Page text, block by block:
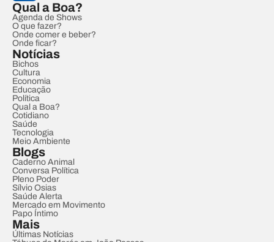
Qual a Boa?
Agenda de Shows
O que fazer?
Onde comer e beber?
Onde ficar?
Notícias
Bichos
Cultura
Economia
Educação
Política
Qual a Boa?
Cotidiano
Saúde
Tecnologia
Meio Ambiente
Blogs
Caderno Animal
Conversa Política
Pleno Poder
Sílvio Osias
Saúde Alerta
Mercado em Movimento
Papo Íntimo
Mais
Últimas Notícias